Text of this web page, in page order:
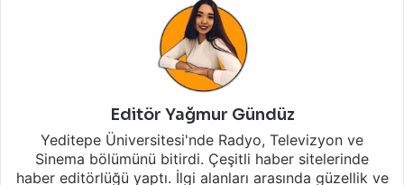
Editör Yağmur Gündüz
Yeditepe Üniversitesi'nde Radyo, Televizyon ve
Sinema bölümünü bitirdi. Çeşitli haber sitelerinde
haber editörlüğü yaptı. İlgi alanları arasında güzellik ve